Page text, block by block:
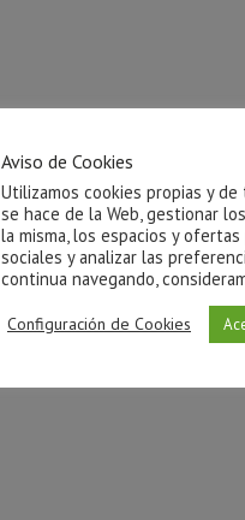
Aviso de Cookies
Utilizamos cookies propias y
se hace de la Web, gestionar
la misma, los espacios y
sociales y analizar las
continua navegando,
Configuración de Cookies